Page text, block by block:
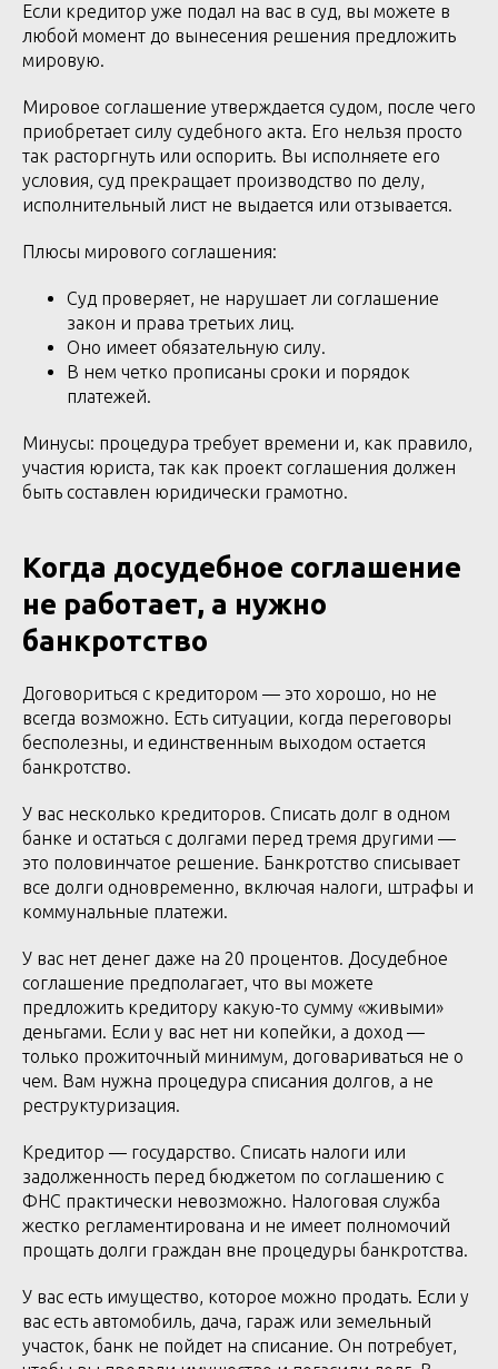
Если кредитор уже подал на вас в суд, вы можете в
любой момент до вынесения решения предложить
мировую.
Мировое соглашение утверждается судом, после чего
приобретает силу судебного акта. Его нельзя просто
так расторгнуть или оспорить. Вы исполняете его
условия, суд прекращает производство по делу,
исполнительный лист не выдается или отзывается.
Плюсы мирового соглашения:
Суд проверяет, не нарушает ли соглашение
закон и права третьих лиц.
Оно имеет обязательную силу.
В нем четко прописаны сроки и порядок
платежей.
Минусы: процедура требует времени и, как правило,
участия юриста, так как проект соглашения должен
быть составлен юридически грамотно.
Когда досудебное соглашение
не работает, а нужно
банкротство
Договориться с кредитором — это хорошо, но не
всегда возможно. Есть ситуации, когда переговоры
бесполезны, и единственным выходом остается
банкротство.
У вас несколько кредиторов. Списать долг в одном
банке и остаться с долгами перед тремя другими —
это половинчатое решение. Банкротство списывает
все долги одновременно, включая налоги, штрафы и
коммунальные платежи.
У вас нет денег даже на 20 процентов. Досудебное
соглашение предполагает, что вы можете
предложить кредитору какую-то сумму «живыми»
деньгами. Если у вас нет ни копейки, а доход —
только прожиточный минимум, договариваться не о
чем. Вам нужна процедура списания долгов, а не
реструктуризация.
Кредитор — государство. Списать налоги или
задолженность перед бюджетом по соглашению с
ФНС практически невозможно. Налоговая служба
жестко регламентирована и не имеет полномочий
прощать долги граждан вне процедуры банкротства.
У вас есть имущество, которое можно продать. Если у
вас есть автомобиль, дача, гараж или земельный
участок, банк не пойдет на списание. Он потребует,